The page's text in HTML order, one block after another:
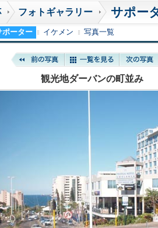
フォトギャラリー サポー
ポーター イケメン 写真一覧
観光地ダーバンの町並み